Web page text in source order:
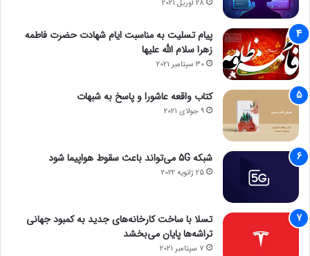
28 آوریل 2021
پیام تسلیت به مناسبت ایام شهادت حضرت فاطمه
زهرا سلام الله علیها
30 سپتامبر 2021
کتاب واقعه عاشورا و پاسخ به شبهات
9 جولای 2021
شبکه 5G می‌تواند باعث سقوط هواپیما شود
25 ژانویه 2022
تسلا با ساخت کارخانه‌های جدید به کمبود جهانی
تراشه‌ها پایان می‌بخشد
7 سپتامبر 2021